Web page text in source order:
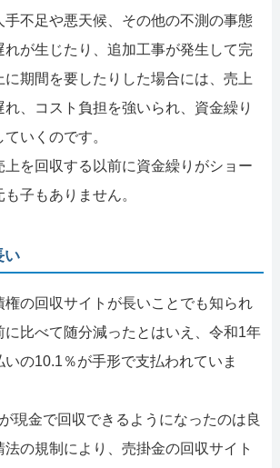
手不足や悪天候、その他の不測の事態
れが生じたり、追加工事が発生して完
に期間を要したりした場合には、売上
、コスト負担を強いられ、資金繰り
いくのです。
上を回収する以前に資金繰りがショー
子もありません。
い
権の回収サイトが長いことでも知られ
に比べて随分減ったとはいえ、令和1年
いの10.1％が手形で支払われていま
現金で回収できるようになったのは良
の規制により、売掛金の回収サイト